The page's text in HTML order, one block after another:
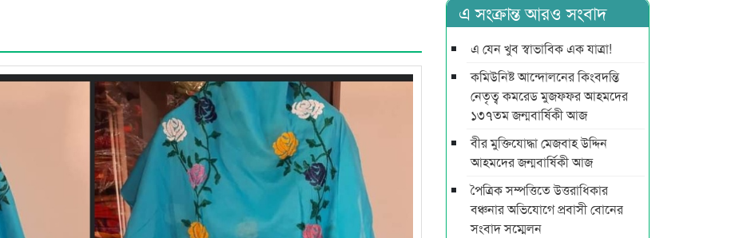
এ সংক্রান্ত আরও সংবাদ
এ যেন খুব স্বাভাবিক এক যাত্রা!
কমিউনিষ্ট আন্দোলনের কিংবদন্তি
নেতৃত্ব কমরেড মুজফ্ফর আহমদের
১৩৭তম জন্মবার্ষিকী আজ
বীর মুক্তিযোদ্ধা মেজবাহ উদ্দিন
আহমদের জন্মবার্ষিকী আজ
পৈত্রিক সম্পত্তিতে উত্তরাধিকার
বঞ্চনার অভিযোগে প্রবাসী বোনের
সংবাদ সম্মেলন